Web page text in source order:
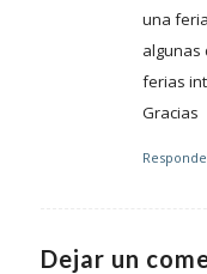
una
algunas
ferias
Gracias
Dejar un